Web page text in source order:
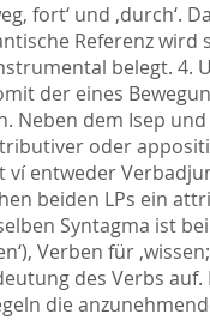
fort‘ und
Referenz
belegt.
der eines
dem Isep
oder
entweder
beiden LPs ein
Syntagma ist
Verben für
des Verbs
die